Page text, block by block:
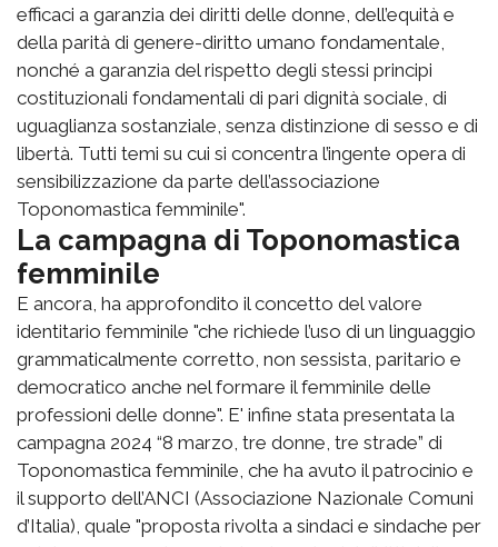
efficaci a garanzia dei diritti delle donne, dell’equità e
della parità di genere-diritto umano fondamentale,
nonché a garanzia del rispetto degli stessi principi
costituzionali fondamentali di pari dignità sociale, di
uguaglianza sostanziale, senza distinzione di sesso e di
libertà. Tutti temi su cui si concentra l’ingente opera di
sensibilizzazione da parte dell’associazione
Toponomastica femminile".
La campagna di Toponomastica
femminile
E ancora, ha approfondito il concetto del valore
identitario femminile "che richiede l’uso di un linguaggio
grammaticalmente corretto, non sessista, paritario e
democratico anche nel formare il femminile delle
professioni delle donne". E' infine stata presentata la
campagna 2024 “8 marzo, tre donne, tre strade” di
Toponomastica femminile, che ha avuto il patrocinio e
il supporto dell’ANCI (Associazione Nazionale Comuni
d’Italia), quale "proposta rivolta a sindaci e sindache per